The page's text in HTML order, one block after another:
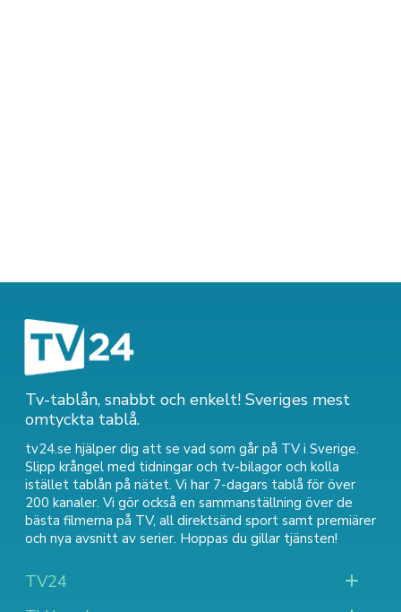
Tv-tablån, snabbt och enkelt! Sveriges mest
omtyckta tablå.
tv24.se hjälper dig att se vad som går på TV i Sverige.
Slipp krångel med tidningar och tv-bilagor och kolla
istället tablån på nätet. Vi har 7-dagars tablå för över
200 kanaler. Vi gör också en sammanställning över de
bästa filmerna på TV, all direktsänd sport samt premiärer
och nya avsnitt av serier. Hoppas du gillar tjänsten!
TV24